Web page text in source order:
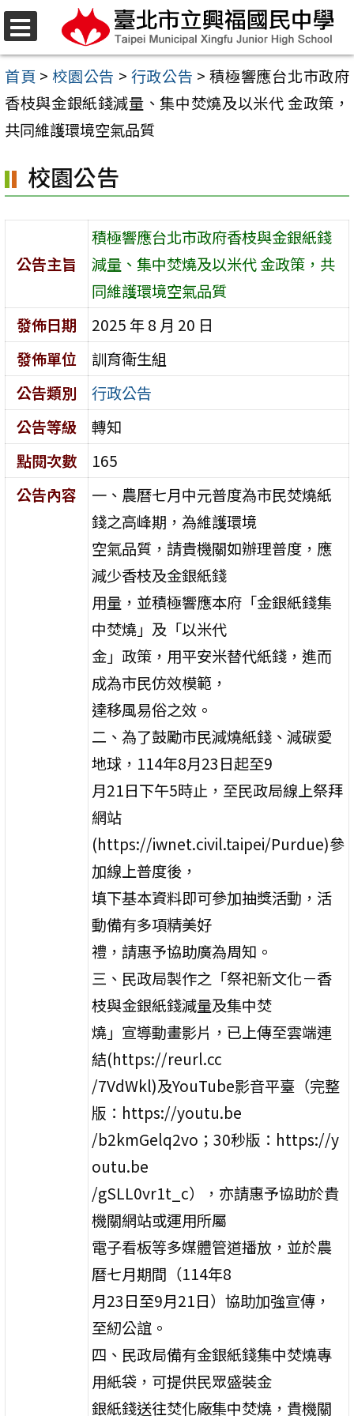
選
單
跳
至
主
要
內
區
首頁 > 校園公告 > 行政公告 > 積極響應台北市政府
香枝與金銀紙錢減量、集中焚燒及以米代 金政策，
共同維護環境空氣品質
校園公告
公告主旨
積極響應台北市政府香枝與金銀紙錢
減量、集中焚燒及以米代 金政策，共
同維護環境空氣品質
發佈日期
2025 年 8 月 20 日
發佈單位
訓育衛生組
公告類別
行政公告
公告等級
轉知
點閱次數
165
公告內容
一、農曆七月中元普度為市民焚燒紙
錢之高峰期，為維護環境
空氣品質，請貴機關如辦理普度，應
減少香枝及金銀紙錢
用量，並積極響應本府「金銀紙錢集
中焚燒」及「以米代
金」政策，用平安米替代紙錢，進而
成為市民仿效模範，
達移風易俗之效。
二、為了鼓勵市民減燒紙錢、減碳愛
地球，114年8月23日起至9
月21日下午5時止，至民政局線上祭拜
網站
(https://iwnet.civil.taipei/Purdue)參
加線上普度後，
填下基本資料即可參加抽獎活動，活
動備有多項精美好
禮，請惠予協助廣為周知。
三、民政局製作之「祭祀新文化－香
枝與金銀紙錢減量及集中焚
燒」宣導動畫影片，已上傳至雲端連
結(https://reurl.cc
/7VdWkl)及YouTube影音平臺（完整
版：https://youtu.be
/b2kmGelq2vo；30秒版：https://y
outu.be
/gSLL0vr1t_c），亦請惠予協助於貴
機關網站或運用所屬
電子看板等多媒體管道播放，並於農
曆七月期間（114年8
月23日至9月21日）協助加強宣傳，
至紉公誼。
四、民政局備有金銀紙錢集中焚燒專
用紙袋，可提供民眾盛裝金
銀紙錢送往焚化廠集中焚燒，貴機關